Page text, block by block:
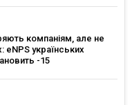
компаніям, але не
eNPS українських
-15